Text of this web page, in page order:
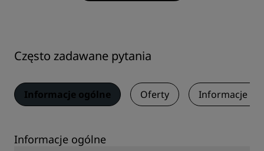
Często zadawane pytania
Informacje ogólne Oferty Informacje o
Informacje ogólne